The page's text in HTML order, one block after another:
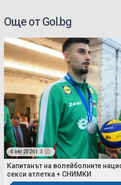
Още от Gol.bg
6 авг 2026 | 3
Капитанът на волейболните
секси атлетка + СНИМКИ